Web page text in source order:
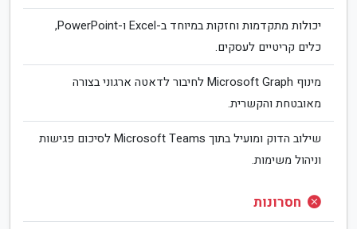
יכולות מתקדמות וחזקות במיוחד ב-Excel ו-PowerPoint,
כלים קריטיים לעסקים.
מינוף Microsoft Graph לחיבור לדאטה ארגוני בצורה
מאובטחת והקשרית.
שילוב הדוק ומועיל בתוך Microsoft Teams לסיכום פגישות
וניהול משימות.
חסרונות